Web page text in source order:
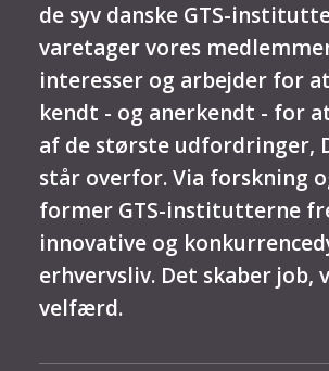
de syv danske GTS-
varetager vores
interesser og arbejder for
kendt - og anerkendt - for
af de største udfordringer,
står overfor. Via forskning
former GTS-institutterne
innovative og
erhvervsliv. Det skaber job,
velfærd.